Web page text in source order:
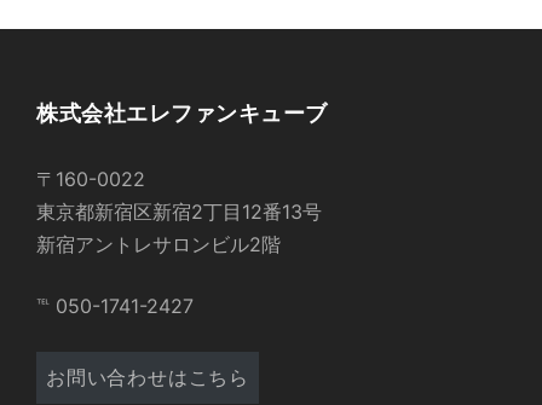
株式会社エレファンキューブ
〒160-0022
東京都新宿区新宿2丁目12番13号
新宿アントレサロンビル2階
℡ 050-1741-2427
お問い合わせはこちら